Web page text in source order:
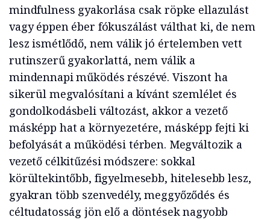
mindfulness gyakorlása csak röpke ellazulást
vagy éppen éber fókuszálást válthat ki, de nem
lesz ismétlődő, nem válik jó értelemben vett
rutinszerű gyakorlattá, nem válik a
mindennapi működés részévé. Viszont ha
sikerül megvalósítani a kívánt szemlélet és
gondolkodásbeli változást, akkor a vezető
másképp hat a környezetére, másképp fejti ki
befolyását a működési térben. Megváltozik a
vezető célkitűzési módszere: sokkal
körültekintőbb, figyelmesebb, hitelesebb lesz,
gyakran több szenvedély, meggyőződés és
céltudatosság jön elő a döntések nagyobb